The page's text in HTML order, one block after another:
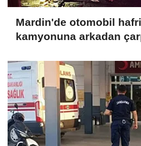
Mardin'de otomobil
kamyonuna arkadan